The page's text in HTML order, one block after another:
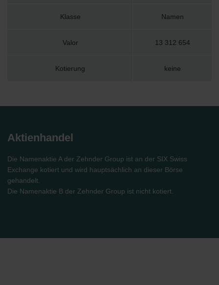
Klasse Namen
Valor 13 312 654
Kotierung keine
Aktienhandel
Die Namenaktie A der Zehnder Group ist an der SIX Swiss
Exchange kotiert und wird hauptsächlich an dieser Börse
gehandelt.
Die Namenaktie B der Zehnder Group ist nicht kotiert.